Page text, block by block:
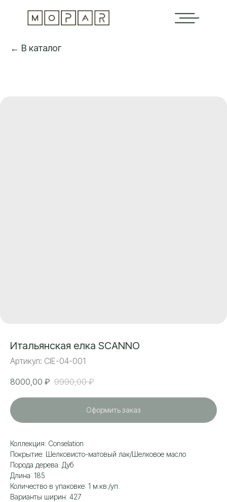
← В каталог
Итальянская елка SCANNO
Артикул: CIE-04-001
8000,00 ₽ 9990,00 ₽
Оформить заказ
Коллекция: Сonselation
Покрытие: Шелковисто-матовый лак/Шелковое масло
Порода дерева: Дуб
Длина: 185
Количество в упаковке: 1 м.кв./уп.
Варианты ширин: 427